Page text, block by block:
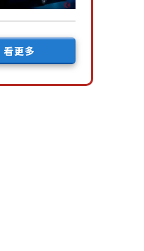
看更多